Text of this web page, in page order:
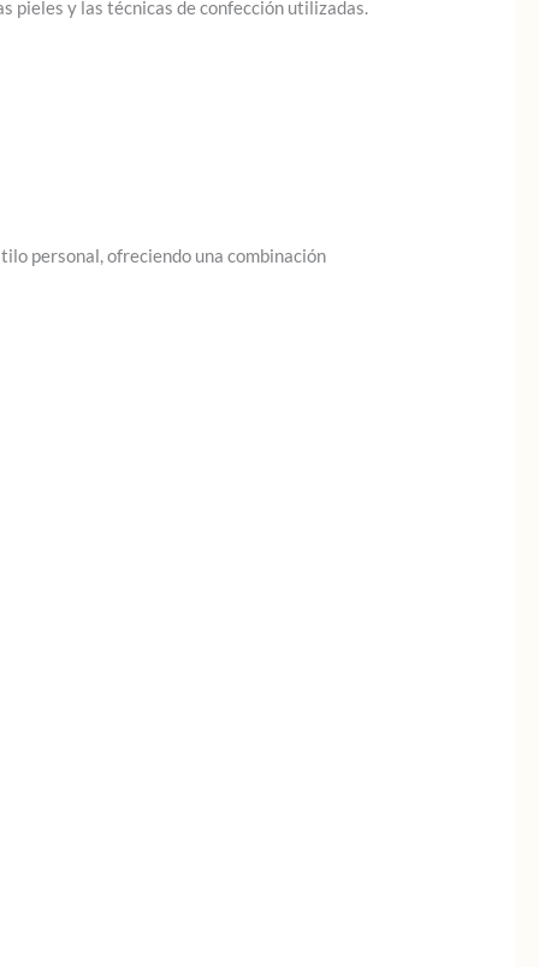
pieles y las técnicas de confección utilizadas.
personal, ofreciendo una combinación